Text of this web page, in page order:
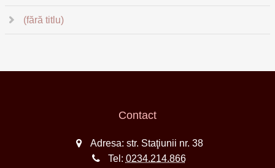
(fără titlu)
Contact
Adresa: str. Staţiunii nr. 38
Tel: 0234.214.866